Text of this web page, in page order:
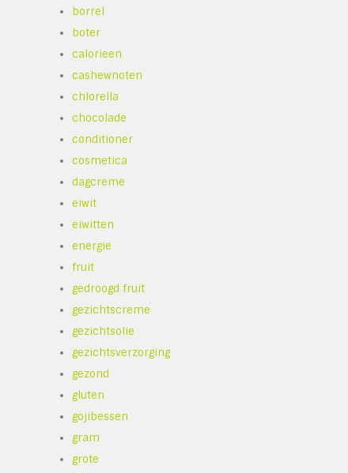
borrel
boter
calorieen
cashewnoten
chlorella
chocolade
conditioner
cosmetica
dagcreme
eiwit
eiwitten
energie
fruit
gedroogd fruit
gezichtscreme
gezichtsolie
gezichtsverzorging
gezond
gluten
gojibessen
gram
grote